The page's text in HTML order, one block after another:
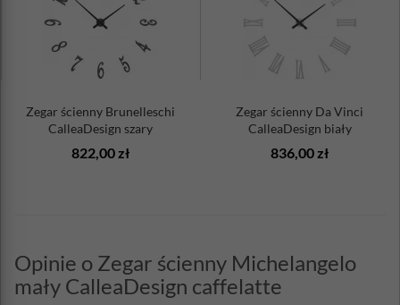
Zegar ścienny Brunelleschi
CalleaDesign szary
822,00 zł
Zegar ścienny Da Vinci
CalleaDesign biały
836,00 zł
Opinie o Zegar ścienny Michelangelo
mały CalleaDesign caffelatte